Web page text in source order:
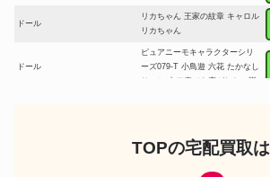
ドール
リカちゃん 王家の紋章 キャロル
リカちゃん
ドール
ピュアニーモキャラクターシリ
ーズ079-T 小鳥遊 六花 たかなし
りっか 中二病でも恋がしたい戀
Pullip プーリップ イスル アポロ
TOPの宅配買取は